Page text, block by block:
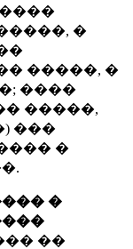
�
�����, �
����
�����,
���
�
�
��